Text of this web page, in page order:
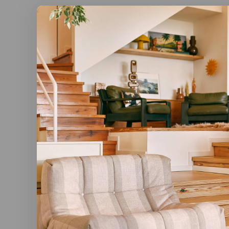
Emu
Darwin
70x70
L 70 x B
€417,00
Meer